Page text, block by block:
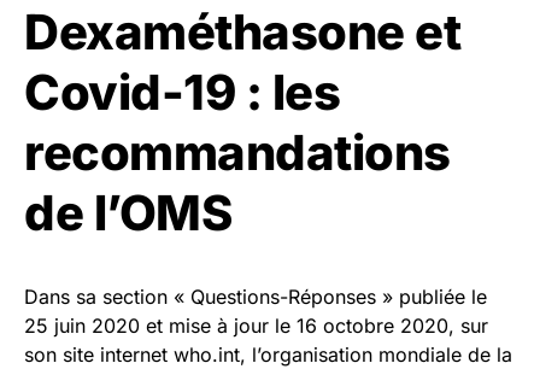
Dexaméthasone et
Covid-19 : les
recommandations
de l’OMS
Dans sa section « Questions-Réponses » publiée le
25 juin 2020 et mise à jour le 16 octobre 2020, sur
son site internet who.int, l’organisation mondiale de la